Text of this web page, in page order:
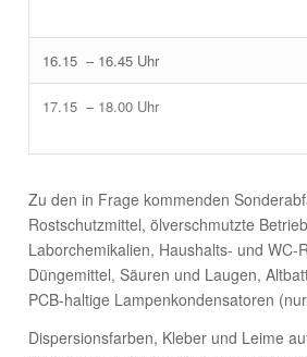
16.15 – 16.45 Uhr
17.15 – 18.00 Uhr
Zu den in Frage kommenden
Rostschutzmittel, ölverschmutzte
Laborchemikalien, Haushalts- und
Düngemittel, Säuren und Laugen,
PCB-haltige Lampenkondensatoren
Dispersionsfarben, Kleber und Leime